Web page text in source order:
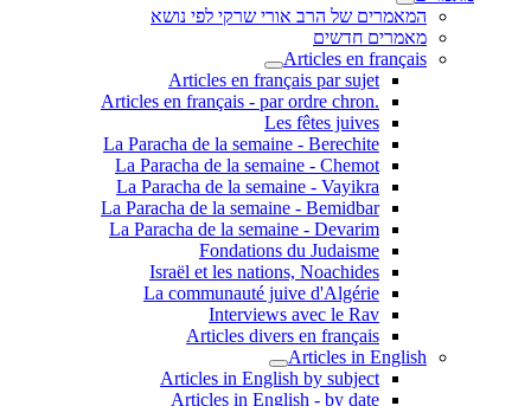
המאמרים של הרב אורי שרקי לפי נושא
מאמרים חדשים
Articles en français
Articles en français par sujet
.Articles en français - par ordre chron
Les fêtes juives
La Paracha de la semaine - Berechite
La Paracha de la semaine - Chemot
La Paracha de la semaine - Vayikra
La Paracha de la semaine - Bemidbar
La Paracha de la semaine - Devarim
Fondations du Judaisme
Israël et les nations, Noachides
La communauté juive d'Algérie
Interviews avec le Rav
Articles divers en français
Articles in English
Articles in English by subject
Articles in English - by date